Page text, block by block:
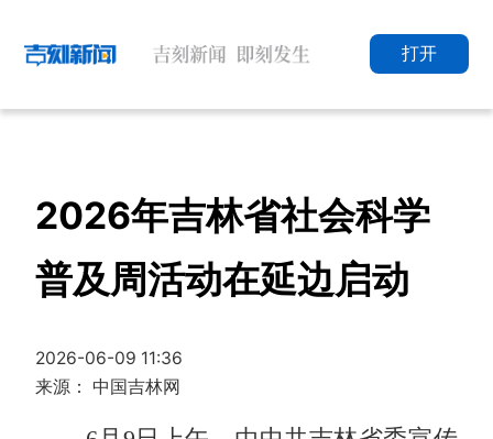
打开
2026年吉林省社会科学
普及周活动在延边启动
2026-06-09 11:36
来源： 中国吉林网